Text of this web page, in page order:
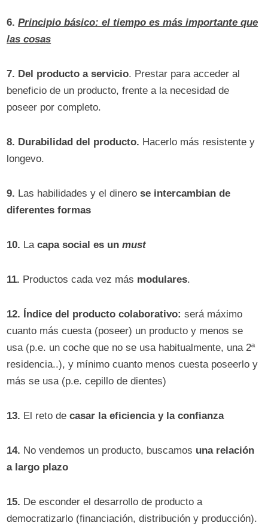
6.Principio básico: el tiempo es más importante que
las cosas
7. Del producto a servicio. Prestar para acceder al
beneficio de un producto, frente a la necesidad de
poseer por completo.
8. Durabilidad del producto. Hacerlo más resistente y
longevo.
9. Las habilidades y el dinerose intercambian de
diferentes formas
10. Lacapa social es unmust
11. Productos cada vez más modulares.
12. Índice del producto colaborativo: será máximo
cuanto más cuesta (poseer) un producto y menos se
usa (p.e. un coche que no se usa habitualmente, una 2ª
residencia..), y mínimo cuanto menos cuesta poseerlo y
más se usa (p.e. cepillo de dientes)
13. El reto decasar la eficiencia y la confianza
14. No vendemos un producto, buscamos una relación
a largo plazo
15. De esconder el desarrollo de producto a
democratizarlo (financiación, distribución y producción).